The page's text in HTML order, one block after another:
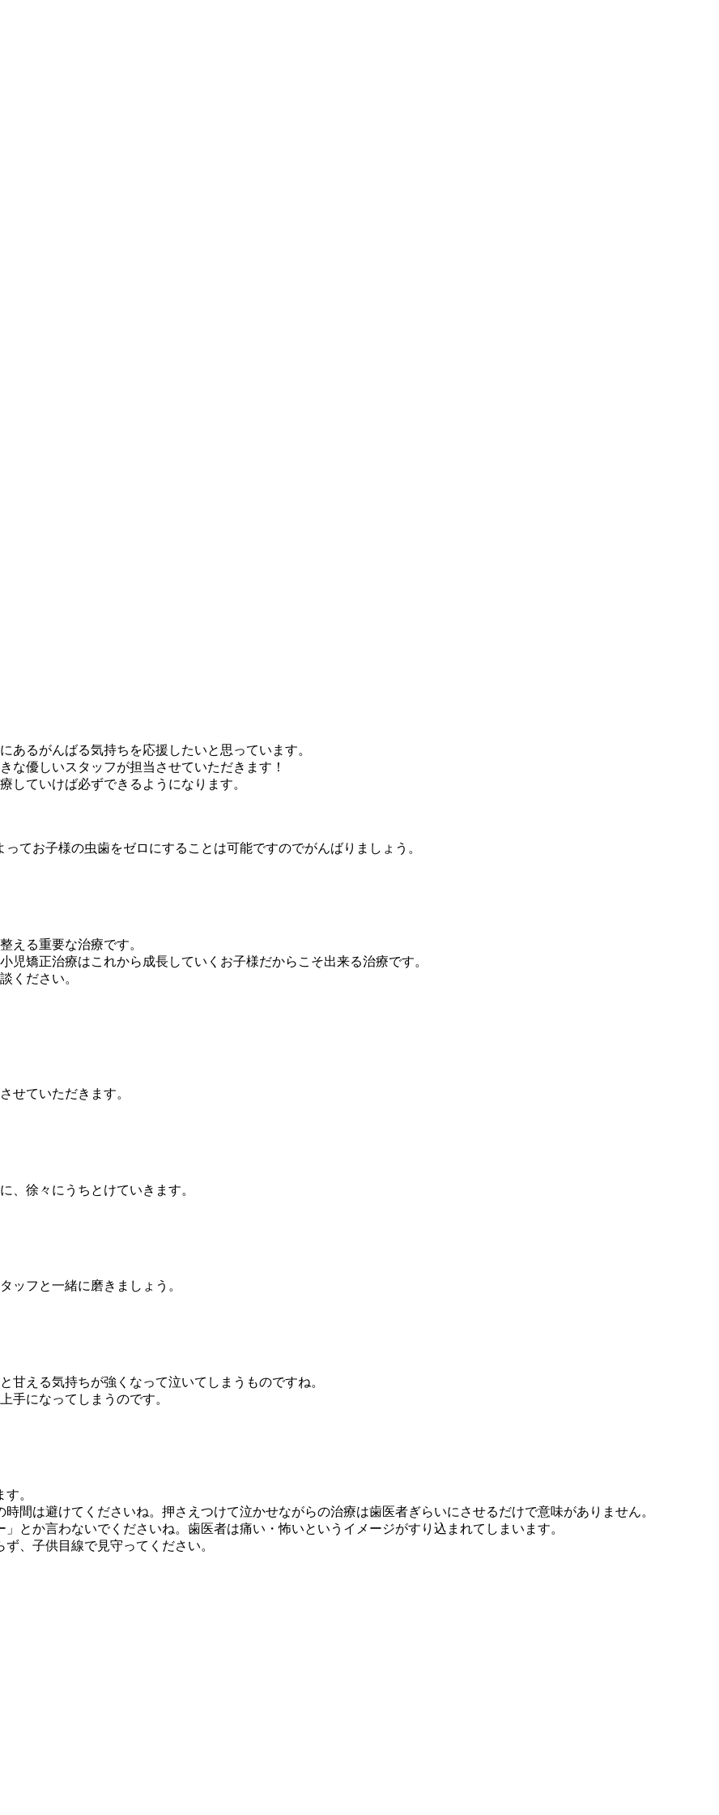
あるがんばる気持ちを応援したいと思っています。
な優しいスタッフが担当させていただきます！
していけば必ずできるようになります。
てお子様の虫歯をゼロにすることは可能ですのでがんばりましょう。
える重要な治療です。
矯正治療はこれから成長していくお子様だからこそ出来る治療です。
ください。
せていただきます。
、徐々にうちとけていきます。
ッフと一緒に磨きましょう。
える気持ちが強くなって泣いてしまうものですね。
手になってしまうのです。
。
間は避けてくださいね。押さえつけて泣かせながらの治療は歯医者ぎらいにさせるだけで意味がありません。
とか言わないでくださいね。歯医者は痛い・怖いというイメージがすり込まれてしまいます。
、子供目線で見守ってください。